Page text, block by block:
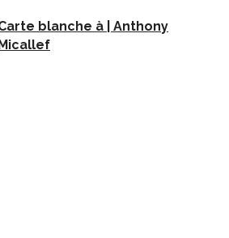
blanche à | Anthony